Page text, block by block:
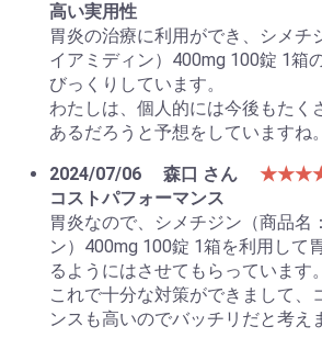
高い実用性
胃炎の治療に利用ができ、シメチ
イアミディン）400mg 100錠 1箱
びっくりしています。
わたしは、個人的には今後もたく
あるだろうと予想をしていますね。
2024/07/06
森口 さん
コストパフォーマンス
胃炎なので、シメチジン（商品名
ン）400mg 100錠 1箱を利用して
るようにはさせてもらっています。
これで十分な対策ができまして、
ンスも高いのでバッチリだと考え